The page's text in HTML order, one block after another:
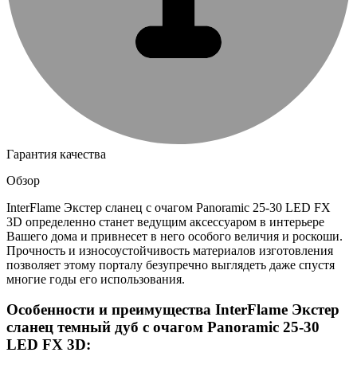
Гарантия качества
Обзор
InterFlame Экстер сланец с очагом Panoramic 25-30 LED FX
3D определенно станет ведущим аксессуаром в интерьере
Вашего дома и привнесет в него особого величия и роскоши.
Прочность и износоустойчивость материалов изготовления
позволяет этому порталу безупречно выглядеть даже спустя
многие годы его использования.
Особенности и преимущества InterFlame Экстер
сланец темный дуб с очагом Panoramic 25-30
LED FX 3D: